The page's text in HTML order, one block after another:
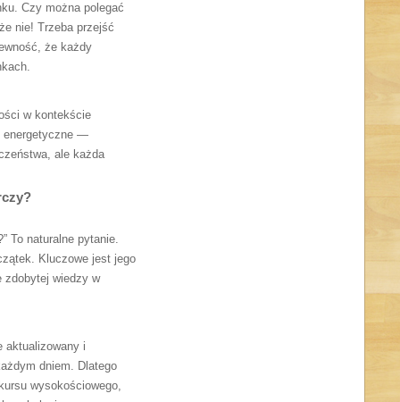
Czy można polegać
nie! Trzeba przejść
że każdy
w kontekście
energetyczne —
ale każda
To naturalne pytanie.
Kluczowe jest jego
zdobytej wiedzy w
aktualizowany i
dniem. Dlatego
wysokościowego,